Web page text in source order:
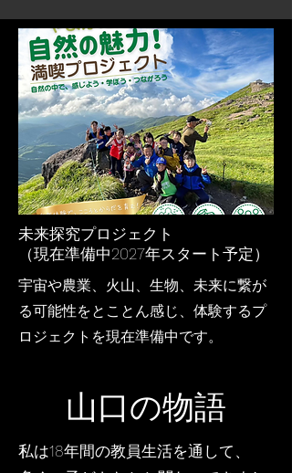
未来探究プロジェクト
​（現在準備中2027年スタート予定）
宇宙や農業、火山、生物、未来に繋が
る可能性をとことん感じ、体験するプ
ロジェクトを現在準備中です。
山口の物語
私は18年間の教員生活を通して、